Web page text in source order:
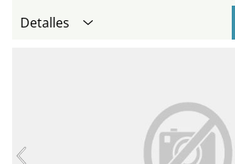
Detalles